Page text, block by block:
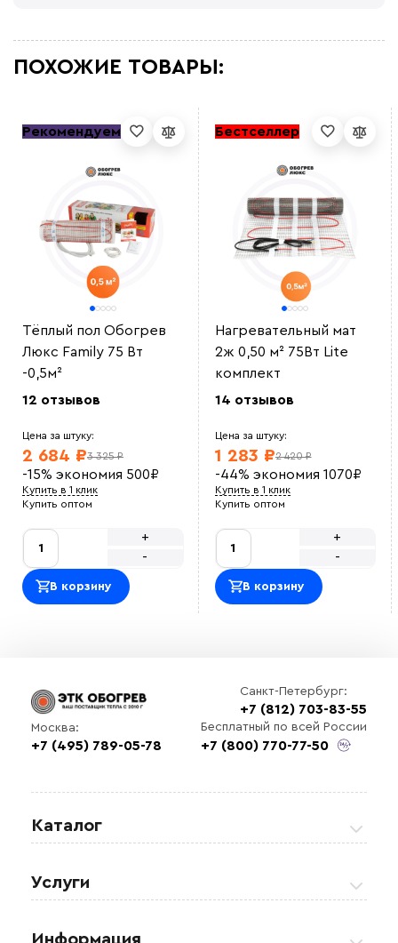
ПОХОЖИЕ ТОВАРЫ:
Рекомендуем
Тёплый пол Обогрев
Люкс Family 75 Вт
-0,5м²
12 отзывов
Цена за штуку:
3 325 ₽
2 684 ₽
-15% экономия 500₽
Купить в 1 клик
Купить оптом
-
+
В корзину
Бестселлер
Нагревательный мат
2ж 0,50 м² 75Вт Lite
комплект
14 отзывов
Цена за штуку:
2 420 ₽
1 283 ₽
-44% экономия 1070₽
Купить в 1 клик
Купить оптом
-
+
В корзину
Санкт-Петербург:
+7 (812) 703-83-55
Москва:
+7 (495) 789-05-78
Бесплатный по всей России
+7 (800) 770-77-50
Каталог
Услуги
Информация